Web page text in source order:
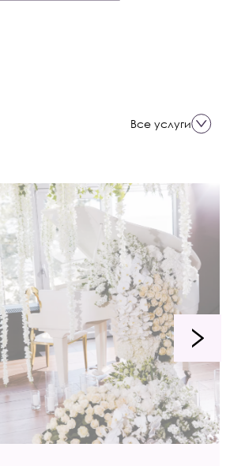
Все услуги